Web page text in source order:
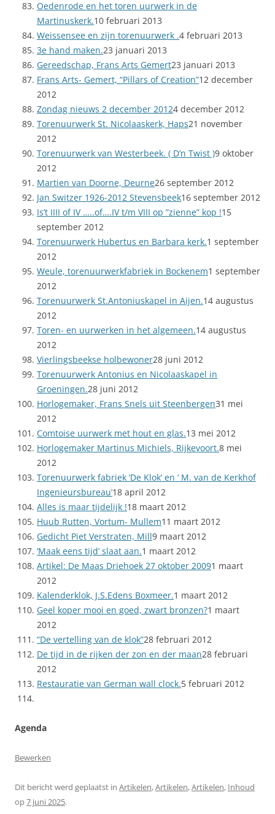
Oedenrode en het toren uurwerk in de
Martinuskerk.10 februari 2013
Weissensee en zijn torenuurwerk .4 februari 2013
3e hand maken.23 januari 2013
Gereedschap, Frans Arts Gemert23 januari 2013
Frans Arts- Gemert, “Pillars of Creation”12 december
2012
Zondag nieuws 2 december 20124 december 2012
Torenuurwerk St. Nicolaaskerk, Haps21 november
2012
Torenuurwerk van Westerbeek. ( D’n Twist )9 oktober
2012
Martien van Doorne, Deurne26 september 2012
Jan Switzer 1926-2012 Stevensbeek16 september 2012
Is’t IIII of IV …..of….IV t/m VIII op ”zienne” kop !15
september 2012
Torenuurwerk Hubertus en Barbara kerk.1 september
2012
Weule, torenuurwerkfabriek in Bockenem1 september
2012
Torenuurwerk St.Antoniuskapel in Aijen.14 augustus
2012
Toren- en uurwerken in het algemeen.14 augustus
2012
Vierlingsbeekse holbewoner28 juni 2012
Torenuurwerk Antonius en Nicolaaskapel in
Groeningen.28 juni 2012
Horlogemaker, Frans Snels uit Steenbergen31 mei
2012
Comtoise uurwerk met hout en glas.13 mei 2012
Horlogemaker Martinus Michiels, Rijkevoort.8 mei
2012
Torenuurwerk fabriek ‘De Klok’ en ‘ M. van de Kerkhof
Ingenieursbureau’18 april 2012
Alles is maar tijdelijk !18 maart 2012
Huub Rutten, Vortum- Mullem11 maart 2012
Gedicht Piet Verstraten, Mill9 maart 2012
‘Maak eens tijd’ slaat aan.1 maart 2012
Artikel: De Maas Driehoek 27 oktober 20091 maart
2012
Kalenderklok, J.S.Edens Boxmeer.1 maart 2012
Geel koper mooi en goed, zwart bronzen?1 maart
2012
“De vertelling van de klok”28 februari 2012
De tijd in de rijken der zon en der maan28 februari
2012
Restauratie van German wall clock.5 februari 2012
Agenda
Bewerken
Dit bericht werd geplaatst in Artikelen,Artikelen,Artikelen, Inhoud
op7 juni 2025.